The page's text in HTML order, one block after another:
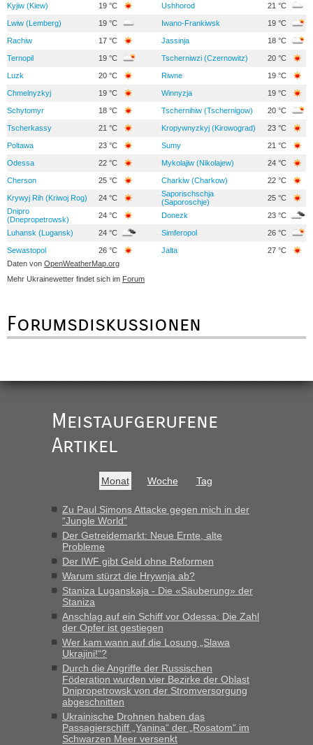
Kyjiw (Kiew) 19 °C Ushhorod 21 °C
Lwiw (Lemberg) 19 °C Iwano-Frankiwsk 19 °C
Rachiw 17 °C Jassinja 18 °C
Ternopil 19 °C Tscherniwzi (Czernowitz) 20 °C
Luzk 20 °C Riwne 19 °C
Chmelnyzkyj 19 °C Winnyzja 19 °C
Schytomyr 18 °C Tschernihiw (Tschernigow) 20 °C
Tscherkassy 21 °C Kropywnyzkyj (Kirowograd) 23 °C
Poltawa 23 °C Sumy 21 °C
Odessa 22 °C Mykolajiw (Nikolajew) 24 °C
Cherson 25 °C Charkiw (Charkow) 22 °C
Krywyj Rih (Kriwoj Rog) 24 °C
Saporischschja
(Saporoschje)
25 °C
Dnipro
(Dnepropetrowsk)
24 °C Donezk 23 °C
Luhansk (Lugansk) 24 °C Simferopol 26 °C
Sewastopol 26 °C Jalta
27 °C
Daten von OpenWeatherMap.org
Mehr Ukrainewetter findet sich im Forum
Forumsdiskussionen
Meistaufgerufene
Artikel
Monat Woche Tag
Zu Paul Simons Attacke gegen mich in der
“Jungle World”
Der Getreidemarkt: Neue Ernte, alte
Probleme
Der IWF gibt Geld ohne Reformen
Warum stürzt die Hrywnja ab?
Staniza Luganskaja - Die «Säuberung» der
Staniza
Anschlag auf ein Schiff vor Odessa: Die Zahl
der Opfer ist gestiegen
Wer kam wann auf die Losung „Slawa
Ukrajini!“?
Durch die Angriffe der Russischen
Föderation wurden vier Bezirke der Oblast
Dnipropetrowsk von der Stromversorgung
abgeschnitten
Ukrainische Drohnen haben das
Passagierschiff „Yanina“ der „Rosatom“ im
Schwarzen Meer versenkt